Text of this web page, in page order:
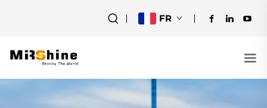
FR